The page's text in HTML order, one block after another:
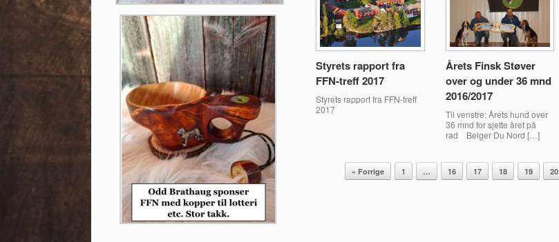
Styrets rapport fra
FFN-treff 2017
Styrets rapport fra FFN-treff
2017
Årets Finsk Støver
over og under 36 mnd
2016/2017
Til venstre: Årets hund over
36 mnd for sjette året på
rad Belger Du Nord […]
Post navigation
« Forrige 1 … 16 17 18 19 20